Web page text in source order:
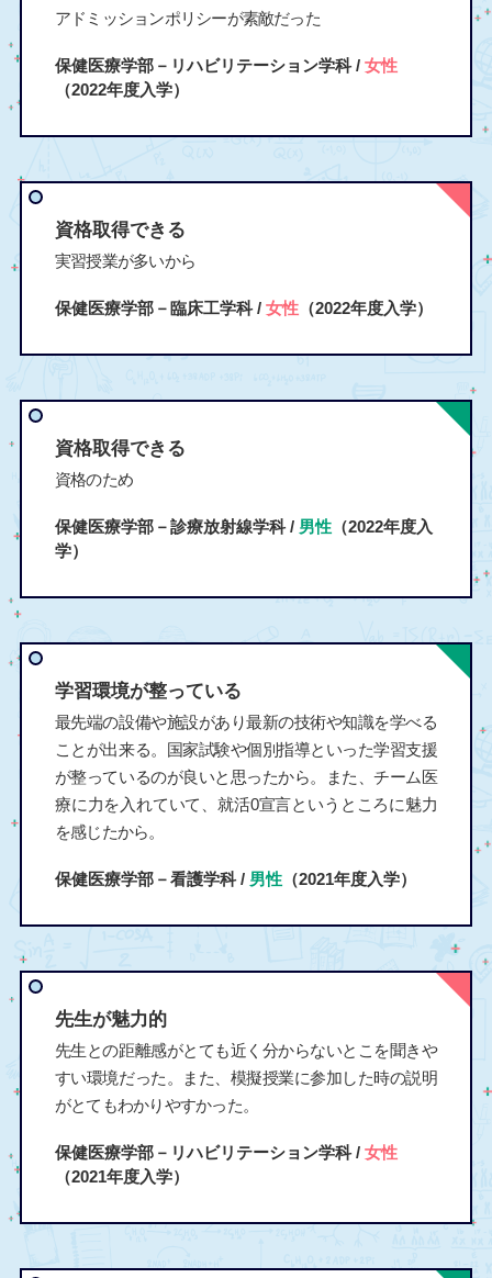
アドミッションポリシーが素敵だった
保健医療学部－リハビリテーション学科 / 女性
（2022年度入学）
資格取得できる
実習授業が多いから
保健医療学部－臨床工学科 / 女性（2022年度入学）
資格取得できる
資格のため
保健医療学部－診療放射線学科 / 男性（2022年度入
学）
学習環境が整っている
最先端の設備や施設があり最新の技術や知識を学べる
ことが出来る。国家試験や個別指導といった学習支援
が整っているのが良いと思ったから。また、チーム医
療に力を入れていて、就活0宣言というところに魅力
を感じたから。
保健医療学部－看護学科 / 男性（2021年度入学）
先生が魅力的
先生との距離感がとても近く分からないとこを聞きや
すい環境だった。また、模擬授業に参加した時の説明
がとてもわかりやすかった。
保健医療学部－リハビリテーション学科 / 女性
（2021年度入学）